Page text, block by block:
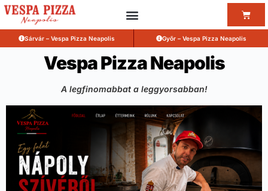
Sárvár – Vespa Pizza Neapolis Győr – Vespa Pizza Neapolis
Vespa Pizza Neapolis
A legfinomabbat a leggyorsabban!